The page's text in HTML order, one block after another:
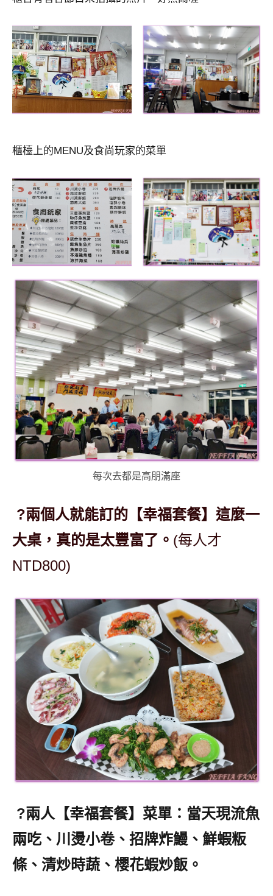
櫃檯上的MENU及食尚玩家的菜單
每次去都是高朋滿座
?兩個人就能訂的【幸福套餐】這麼一
大桌，真的是太豐富了。 (每人才
NTD800)
?兩人【幸福套餐】菜單： 當天現流魚
兩吃、 川燙小卷、招牌炸鰻、鮮蝦粄
條、清炒時蔬 、 櫻花蝦炒飯 。